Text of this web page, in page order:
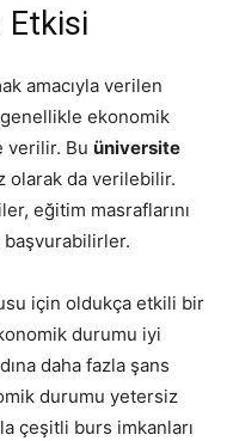
Etkisi
amacıyla verilen
ekonomik
verilir. Bu üniversite
olarak da verilebilir.
eğitim masraflarını
başvurabilirler.
için oldukça etkili bir
durumu iyi
daha fazla şans
durumu yetersiz
çeşitli burs imkanları